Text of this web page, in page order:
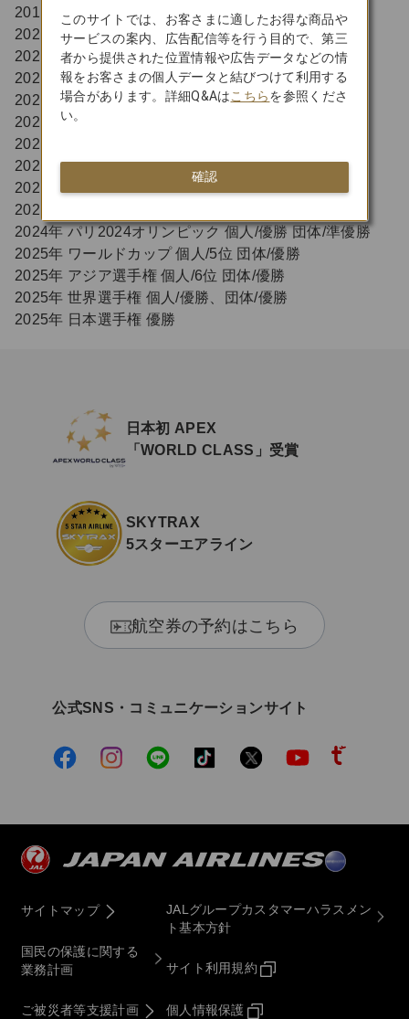
2019年 ワールドカップ 個人/優勝 団体/優勝
2021年 日本選手権 優勝
2021年 東京2020オリンピック 個人/出場 団体/優勝
2022年 アジア選手権 個人/優勝 団体/3位
2022年 世界選手権 個人/6位 団体/3位
2022年 日本選手権 優勝
2023年 ワールドカップ 個人/優勝 団体/優勝
2023年 アジア選手権 個人/優勝 団体/優勝
2024年 ワールドカップ 個人/5位 団体/優勝
2024年 アジア選手権 個人/5位 団体/準優勝
2024年 パリ2024オリンピック 個人/優勝 団体/準優勝
2025年 ワールドカップ 個人/5位 団体/優勝
2025年 アジア選手権 個人/6位 団体/優勝
2025年 世界選手権 個人/優勝、団体/優勝
2025年 日本選手権 優勝
日本初 APEX
「WORLD CLASS」受賞
SKYTRAX
5スターエアライン
航空券の予約はこちら
公式SNS・コミュニケーションサイト
サイトマップ
国民の保護に関する
業務計画
ご被災者等支援計画
JALグループカスタマーハラスメン
ト基本方針
サイト利用規約
個人情報保護
このサイトでは、お客さまに適したお得な商品や
サービスの案内、広告配信等を行う目的で、第三
者から提供された位置情報や広告データなどの情
報をお客さまの個人データと結びつけて利用する
場合があります。詳細Q&Aはこちらを参照くださ
い。
確認